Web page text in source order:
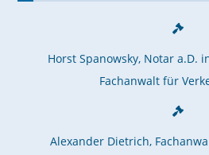
Horst Spanowsky, Notar a.D.
Fachanwalt für
Alexander Dietrich,